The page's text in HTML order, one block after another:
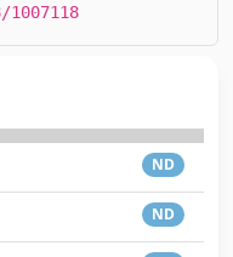
ND
ND